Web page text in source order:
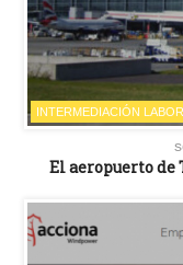
INTERMEDIACIÓN
El aeropuerto de